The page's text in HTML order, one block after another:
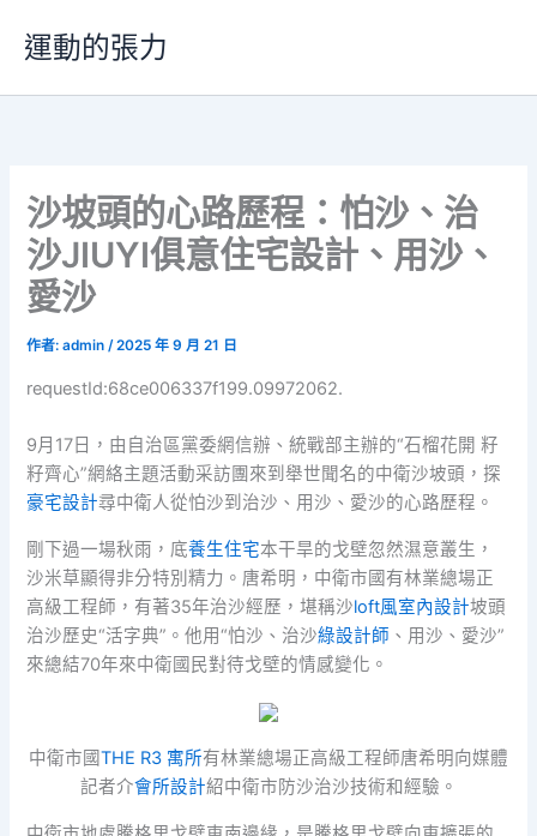
要
運動的張力
沙坡頭的心路歷程：怕沙、治
沙JIUYI俱意住宅設計、用沙、
愛沙
作者:admin/2025 年 9 月 21 日
requestId:68ce006337f199.09972062.
9月17日，由自治區黨委網信辦、統戰部主辦的“石榴花開 籽
籽齊心”網絡主題活動采訪團來到舉世聞名的中衛沙坡頭，探
豪宅設計尋中衛人從怕沙到治沙、用沙、愛沙的心路歷程。
剛下過一場秋雨，底養生住宅本干旱的戈壁忽然濕意叢生，
沙米草顯得非分特別精力。唐希明，中衛市國有林業總場正
高級工程師，有著35年治沙經歷，堪稱沙loft風室內設計坡頭
治沙歷史“活字典”。他用“怕沙、治沙綠設計師 、用沙、愛沙”
來總結70年來中衛國民對待戈壁的情感變化。
中衛市國THE R3 寓所有林業總場正高級工程師唐希明向媒體
記者介會所設計紹中衛市防沙治沙技術和經驗。